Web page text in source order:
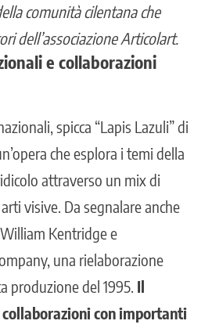
comunità cilentana che
dell’associazione Articolart.
e collaborazioni
spicca “Lapis Lazuli” di
che esplora i temi della
attraverso un mix di
visive. Da segnalare anche
Kentridge e
una rielaborazione
produzione del 1995. Il
con importanti